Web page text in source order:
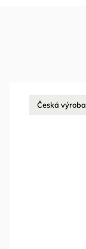
Česká výroba